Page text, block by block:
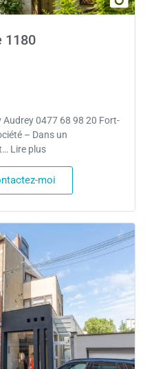
1180
Audrey 0477 68 98 20 Fort-
– Dans un
Lire plus
moi